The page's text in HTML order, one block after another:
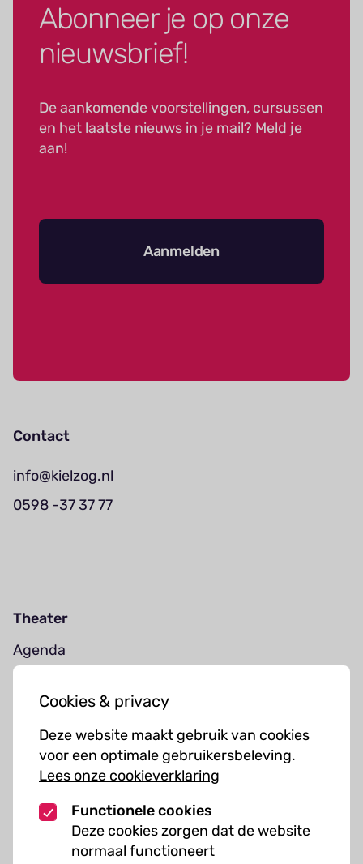
Cookies & privacy
Deze website maakt gebruik van cookies
voor een optimale gebruikersbeleving.
Lees onze cookieverklaring
Functionele cookies
Deze cookies zorgen dat de website
normaal functioneert
Abonneer je op onze
nieuwsbrief!
De aankomende voorstellingen, cursussen
en het laatste nieuws in je mail? Meld je
aan!
Aanmelden
Contact
info@kielzog.nl
0598 -37 37 77
Theater
Agenda
Muziekcursussen
Kunst cursussen
Over ons
Organisatie